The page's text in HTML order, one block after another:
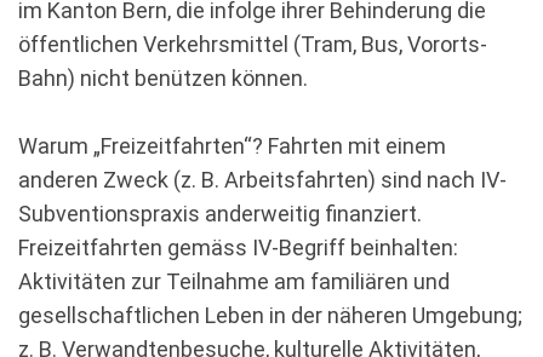
im Kanton Bern, die infolge ihrer Behinderung die
öffentlichen Verkehrsmittel (Tram, Bus, Vororts-
Bahn) nicht benützen können.
Warum „Freizeitfahrten“? Fahrten mit einem
anderen Zweck (z. B. Arbeitsfahrten) sind nach IV-
Subventionspraxis anderweitig finanziert.
Freizeitfahrten gemäss IV-Begriff beinhalten:
Aktivitäten zur Teilnahme am familiären und
gesellschaftlichen Leben in der näheren Umgebung;
z. B. Verwandtenbesuche, kulturelle Aktivitäten,